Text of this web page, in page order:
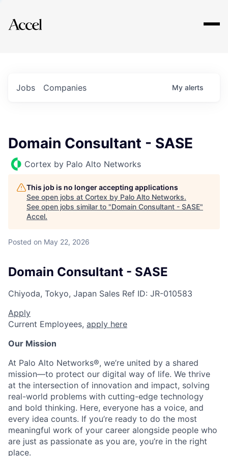
Explore
Jobs Companies My alerts
Domain Consultant - SASE
Cortex by Palo Alto Networks
This job is no longer accepting applications
See open jobs at Cortex by Palo Alto Networks.
See open jobs similar to "Domain Consultant - SASE"
Accel.
Posted on May 22, 2026
Domain Consultant - SASE
Chiyoda, Tokyo, Japan Sales Ref ID: JR-010583
Apply
Current Employees, apply here
Our Mission
At Palo Alto Networks®, we’re united by a shared
mission—to protect our digital way of life. We thrive
at the intersection of innovation and impact, solving
real-world problems with cutting-edge technology
and bold thinking. Here, everyone has a voice, and
every idea counts. If you’re ready to do the most
meaningful work of your career alongside people who
are just as passionate as you are, you’re in the right
place.